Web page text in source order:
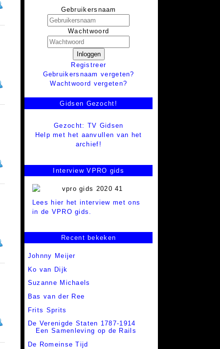
Gebruikersnaam
Wachtwoord
Inloggen
Registreer
Gebruikersnaam vergeten?
Wachtwoord vergeten?
Gidsen Gezocht!
Gezocht: TV Gidsen
Help met het aanvullen van het
archief!
Interview VPRO gids
Lees hier het interview met ons
in de VPRO gids.
Recent bekeken
Johnny Meijer
Ko van Dijk
Suzanne Michaels
Bas van der Ree
Frits Sprits
De Verenigde Staten 1787-1914
Een Samenleving op de Rails
De Romeinse Tijd